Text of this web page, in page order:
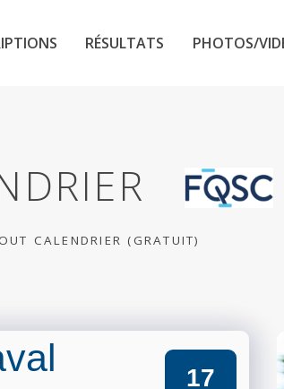
RÉSULTATS PHOTOS/
CALENDRIER (GRATUIT)
17